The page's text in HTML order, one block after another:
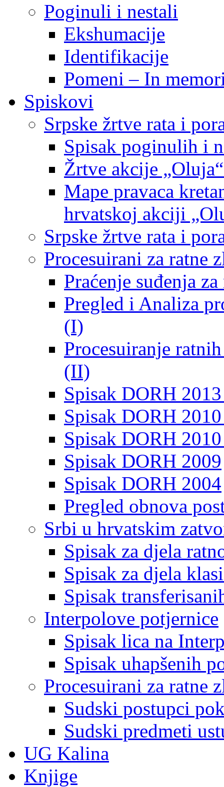
Poginuli i nestali
Ekshumacije
Identifikacije
Pomeni – In
Spiskovi
Srpske žrtve rata i
Spisak poginulih i
Žrtve akcije
Mape pravaca
hrvatskoj akciji
Srpske žrtve rata i
Procesuirani za ratne
Praćenje suđenja
Pregled i Analiza
(I)
Procesuiranje
(II)
Spisak DORH
Spisak DORH
Spisak DORH
Spisak DORH 2009
Spisak DORH 2004
Pregled obnova
Srbi u hrvatskim
Spisak za djela
Spisak za djela
Spisak
Interpolove potjernice
Spisak lica na
Spisak uhapšenih
Procesuirani za ratne
Sudski postupci
Sudski predmeti
UG Kalina
Knjige